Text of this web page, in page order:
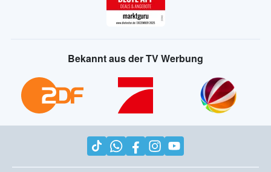
Bekannt aus der TV Werbung